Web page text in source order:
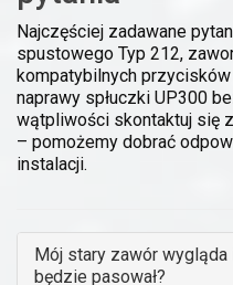
Najczęściej zadawane
spustowego Typ 212,
kompatybilnych
naprawy spłuczki UP300
wątpliwości skontaktuj się
– pomożemy dobrać
instalacji.
Mój stary zawór wygląda
będzie pasował?